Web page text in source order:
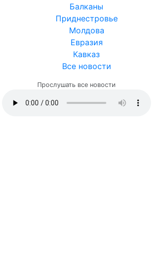
Балканы
Приднестровье
Молдова
Евразия
Кавказ
Все новости
Прослушать все новости